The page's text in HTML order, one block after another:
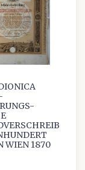
WIEN 1870